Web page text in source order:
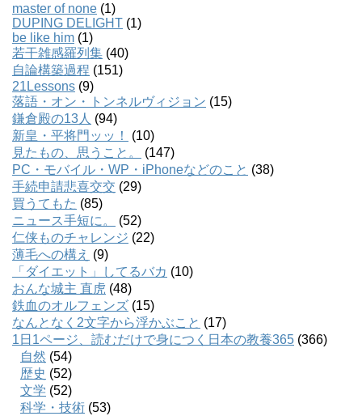
master of none (1)
DUPING DELIGHT (1)
be like him (1)
若干雑感羅列集 (40)
自論構築過程 (151)
21Lessons (9)
落語・オン・トンネルヴィジョン (15)
鎌倉殿の13人 (94)
新皇・平将門ッッ！
(10)
見たもの、思うこと。
(147)
PC・モバイル・WP・iPhoneなどのこと (38)
手続申請悲喜交交 (29)
買うてもた (85)
ニュース手短に。
(52)
仁侠ものチャレンジ (22)
薄毛への構え (9)
「ダイエット」してるバカ (10)
おんな城主 直虎 (48)
鉄血のオルフェンズ (15)
なんとなく2文字から浮かぶこと (17)
1日1ページ、読むだけで身につく日本の教養365 (366)
自然 (54)
歴史 (52)
文学 (52)
科学・技術 (53)